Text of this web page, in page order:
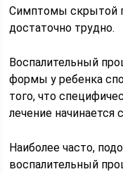
Симптомы скрытой
достаточно трудно.
Воспалительный
формы у ребенка
того, что
лечение начинается
Наиболее часто,
воспалительный